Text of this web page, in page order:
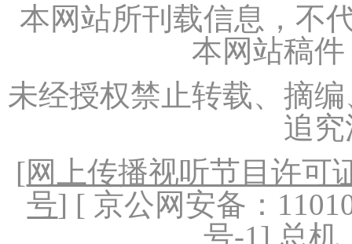
本网站所刊载信息，不
本网站稿
未经授权禁止转载、摘
追
[网上传播视听节目许可
号] [ 京公网安备：
号-1] 总机